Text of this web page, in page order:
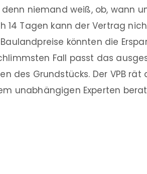
denn niemand weiß, ob, wann
14 Tagen kann der Vertrag
könnten die
Fall passt das
des Grundstücks. Der VPB
unabhängigen Experten